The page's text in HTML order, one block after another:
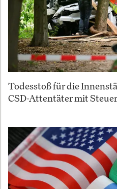
Todesstoß für die
CSD-Attentäter mit